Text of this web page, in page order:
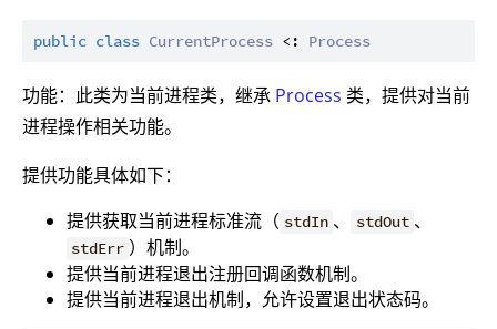
public class CurrentProcess <: Process
功能：此类为当前进程类，继承 Process 类，提供对当前
进程操作相关功能。
提供功能具体如下：
提供获取当前进程标准流（ stdIn 、 stdOut 、
stdErr ）机制。
提供当前进程退出注册回调函数机制。
提供当前进程退出机制，允许设置退出状态码。